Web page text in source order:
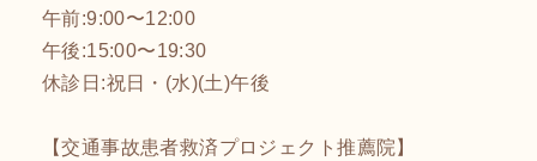
午前:9:00〜12:00
午後:15:00〜19:30
休診日:祝日・(水)(土)午後
【交通事故患者救済プロジェクト推薦院】